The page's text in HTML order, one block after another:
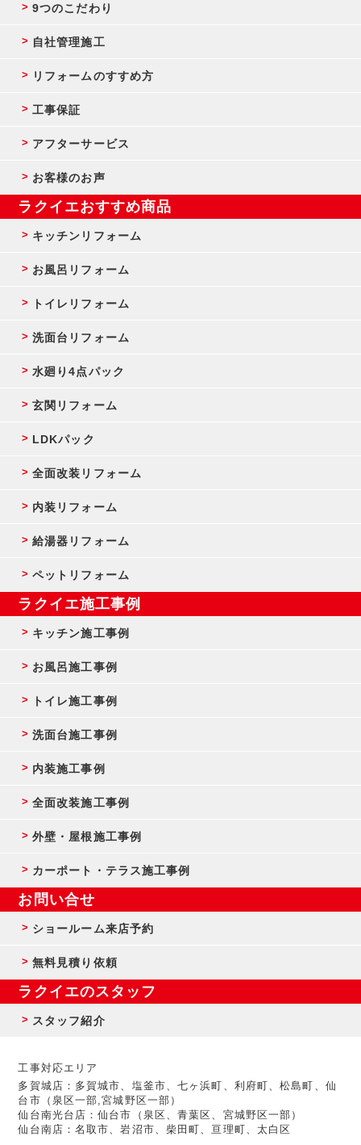
9つのこだわり
自社管理施工
リフォームのすすめ方
工事保証
アフターサービス
お客様のお声
ラクイエおすすめ商品
キッチンリフォーム
お風呂リフォーム
トイレリフォーム
洗面台リフォーム
水廻り4点パック
玄関リフォーム
LDKパック
全面改装リフォーム
内装リフォーム
給湯器リフォーム
ペットリフォーム
ラクイエ施工事例
キッチン施工事例
お風呂施工事例
トイレ施工事例
洗面台施工事例
内装施工事例
全面改装施工事例
外壁・屋根施工事例
カーポート・テラス施工事例
お問い合せ
ショールーム来店予約
無料見積り依頼
ラクイエのスタッフ
スタッフ紹介
工事対応エリア
多賀城店：多賀城市、塩釜市、七ヶ浜町、利府町、松島町、仙
台市（泉区一部,宮城野区一部）
仙台南光台店：仙台市（泉区、青葉区、宮城野区一部）
仙台南店：名取市、岩沼市、柴田町、亘理町、太白区